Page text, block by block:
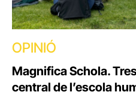
OPINIÓ
Magnifica Schola.
central de l’escola